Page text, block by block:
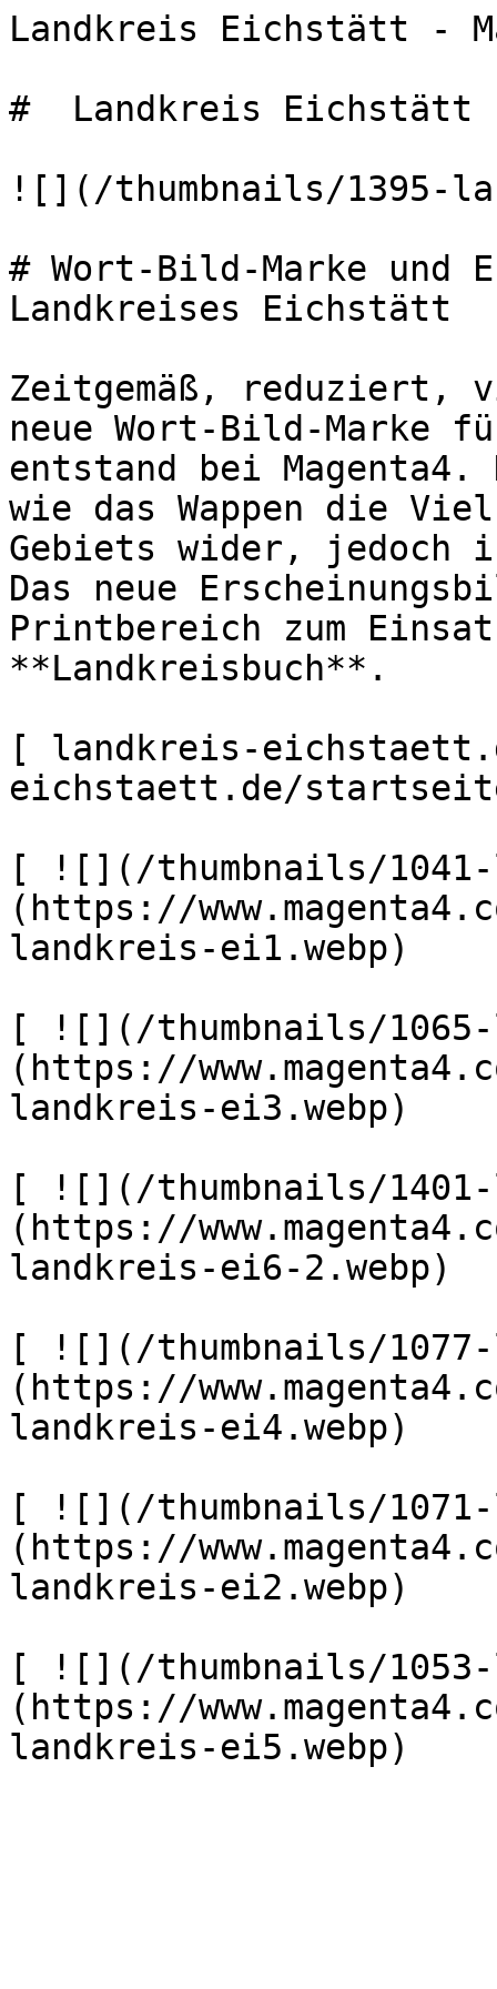
Landkreis Eichstätt -
#  Landkreis Eichstätt
![](/thumbnails/1395-
# Wort-Bild-Marke und
Landkreises Eichstätt
Zeitgemäß, reduziert,
neue Wort-Bild-Marke
entstand bei
wie das Wappen die
Gebiets wider, jedoch
Das neue
Printbereich zum
**Landkreisbuch**.
[ landkreis-
eichstaett.de/
[ ![](/thumbnails/
(https://
landkreis-ei1.webp)
[ ![](/thumbnails/
(https://
landkreis-ei3.webp)
[ ![](/thumbnails/
(https://
landkreis-ei6-2.webp)
[ ![](/thumbnails/
(https://
landkreis-ei4.webp)
[ ![](/thumbnails/
(https://
landkreis-ei2.webp)
[ ![](/thumbnails/
(https://